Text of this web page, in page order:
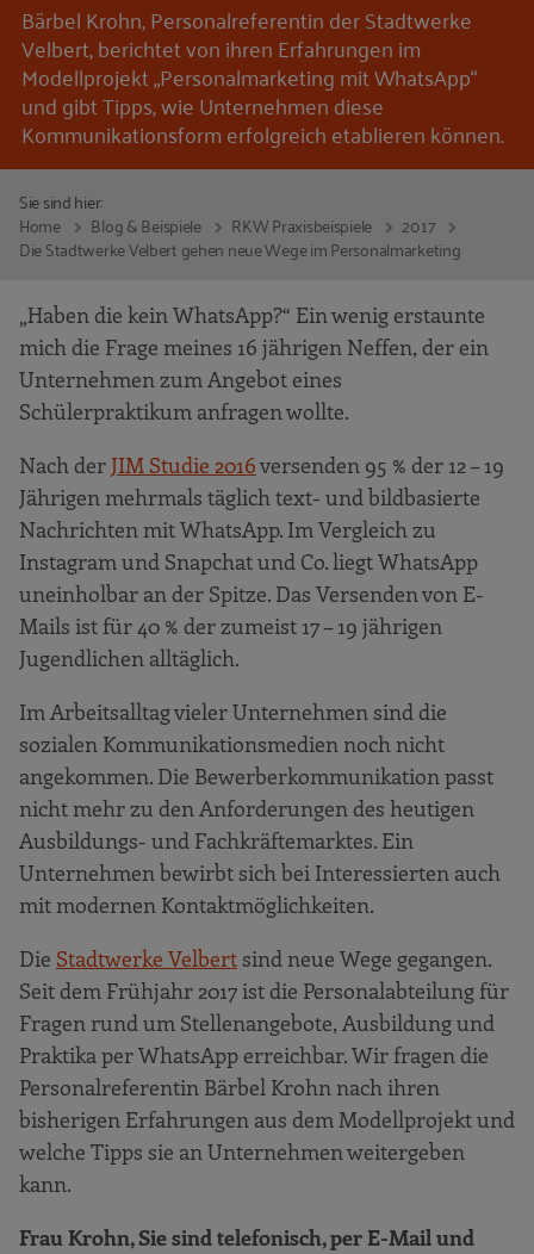
Bärbel Krohn, Personalreferentin der Stadtwerke
Velbert, berichtet von ihren Erfahrungen im
Modellprojekt „Personalmarketing mit WhatsApp“
und gibt Tipps, wie Unternehmen diese
Kommunikationsform erfolgreich etablieren können.
Sie sind hier:
Home
Blog & Beispiele RKW Praxisbeispiele
2017
Die Stadtwerke Velbert gehen neue Wege im Personalmarketing
„Haben die kein WhatsApp?“ Ein wenig erstaunte
mich die Frage meines 16 jährigen Neffen, der ein
Unternehmen zum Angebot eines
Schülerpraktikum anfragen wollte.
Nach der JIM Studie 2016versenden 95 % der 12 – 19
Jährigen mehrmals täglich text- und bildbasierte
Nachrichten mit WhatsApp. Im Vergleich zu
Instagram und Snapchat und Co. liegt WhatsApp
uneinholbar an der Spitze. Das Versenden von E-
Mails ist für 40 % der zumeist 17 – 19 jährigen
Jugendlichen alltäglich.
Im Arbeitsalltag vieler Unternehmen sind die
sozialen Kommunikationsmedien noch nicht
angekommen. Die Bewerberkommunikation passt
nicht mehr zu den Anforderungen des heutigen
Ausbildungs- und Fachkräftemarktes. Ein
Unternehmen bewirbt sich bei Interessierten auch
mit modernen Kontaktmöglichkeiten.
Die Stadtwerke Velbert sind neue Wege gegangen.
Seit dem Frühjahr 2017 ist die Personalabteilung für
Fragen rund um Stellenangebote, Ausbildung und
Praktika per WhatsApp erreichbar. Wir fragen die
Personalreferentin Bärbel Krohn nach ihren
bisherigen Erfahrungen aus dem Modellprojekt und
welche Tipps sie an Unternehmen weitergeben
kann.
Frau Krohn, Sie sind telefonisch, per E-Mail und